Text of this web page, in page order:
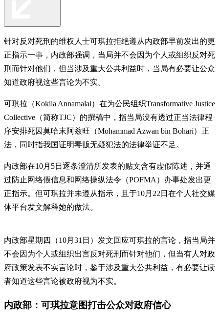
针对反对死刑的维权人士可琪拉拒绝遵从内政部早前发出的更
正指示一事，内政部强调，当局并不会因为个人或组织反对死
刑而针对他们，但当涉及重大公共利益时，当局有必要让公众
知道政府视这些言论为不实。
可琪拉（Kokila Annamalai）在为公民组织Transformative Justice
Collective（简称TJC）的撰稿中，指当局没有透过正当法律程
序安排死囚莫哈末阿兹旺（Mohammad Azwan bin Bohari）正
法，同时指我国证明毒贩无疑犯法的法律举证不足。
内政部在10月5日逐条澄清所发表的贴文含有虚假陈述，并通
过防止网络假信息和网络操纵法令（POFMA）办事处发出更
正指示。但可琪拉并未遵从指示，且于10月22日在个人社交媒
体平台发文解释她的做法。
内政部星期四（10月31日）发文回应可琪拉的言论，指当局并
不会因为个人或组织出言反对死刑而针对他们，但当有人对政
府政策发表不实言论时，鉴于涉及重大公共利益，有必要让读
者知道这些言论被政府视为不实。
内政部：可琪拉意图打击公众对政府信心